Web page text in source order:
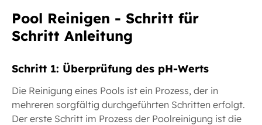
Pool Reinigen - Schritt für
Schritt Anleitung
Schritt 1: Überprüfung des pH-Werts
Die Reinigung eines Pools ist ein Prozess, der in
mehreren sorgfältig durchgeführten Schritten erfolgt.
Der erste Schritt im Prozess der Poolreinigung ist die